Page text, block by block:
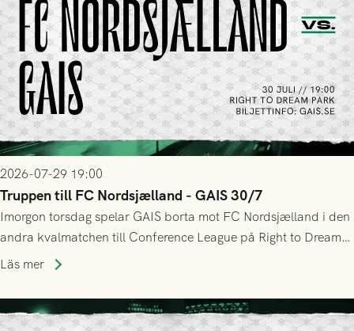
2026-07-29 19:00
Truppen till FC Nordsjælland - GAIS 30/7
Imorgon torsdag spelar GAIS borta mot FC Nordsjælland i den
andra kvalmatchen till Conference League på Right to Dream
Park! Fredrik Holmberg och ledarstaben har tagit ut följande
Läs mer